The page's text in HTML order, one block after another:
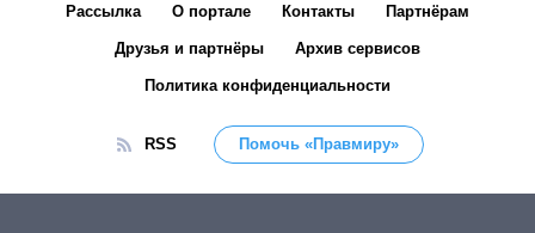
Рассылка О портале Контакты Партнёрам
Друзья и партнёры Архив сервисов
Политика конфиденциальности
RSS Помочь «Правмиру»